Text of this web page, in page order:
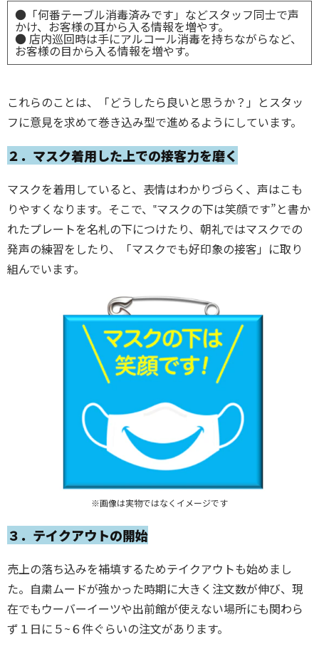
●「何番テーブル消毒済みです」などスタッフ同士で声
かけ、お客様の耳から入る情報を増やす。
● 店内巡回時は手にアルコール消毒を持ちながらなど、
お客様の目から入る情報を増やす。
これらのことは、「どうしたら良いと思うか？」とスタッ
フに意見を求めて巻き込み型で進めるようにしています。
２．マスク着用した上での接客力を磨く
マスクを着用していると、表情はわかりづらく、声はこも
りやすくなります。そこで、 ‟マスクの下は笑顔です”と書か
れたプレートを名札の下につけたり、朝礼ではマスクでの
発声の練習をしたり、「マスクでも好印象の接客」に取り
組んでいます。
※画像は実物ではなくイメージです
３．テイクアウトの開始
売上の落ち込みを補填するためテイクアウトも始めまし
た。自粛ムードが強かった時期に大きく注文数が伸び、現
在でもウーバーイーツや出前館が使えない場所にも関わら
ず１日に５~６件ぐらいの注文があります。